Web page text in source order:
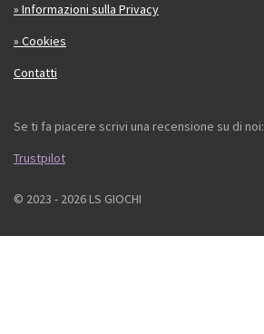
» Informazioni sulla Privacy
» Cookies
Contatti
Se ti fa piacere scrivi una recensione su di noi:
Trustpilot
© 2023 - 2026 LS GIOCHI